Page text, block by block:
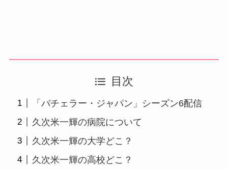
目次
「バチェラー・ジャパン」シーズン6配信
久次米一輝の病院について
久次米一輝の大学どこ？
久次米一輝の高校どこ？